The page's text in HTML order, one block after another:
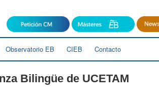
Observatorio EB CIEB Contacto
Bilingüe de UCETAM